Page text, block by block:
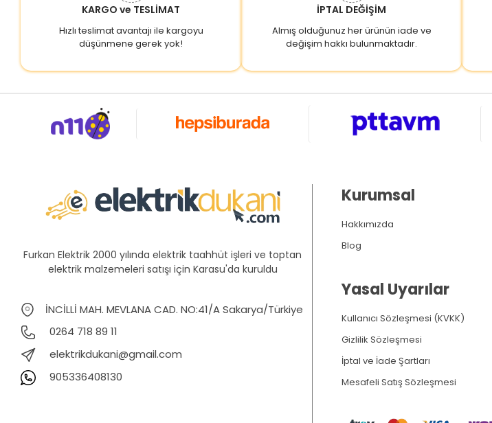
KARGO ve TESLİMAT
Hızlı teslimat avantajı ile kargoyu
düşünmene gerek yok!
İPTAL DEĞİŞİM
Almış olduğunuz her ürünün iade ve
değişim hakkı bulunmaktadır.
Furkan Elektrik 2000 yılında elektrik taahhüt işleri ve toptan
elektrik malzemeleri satışı için Karasu'da kuruldu
İNCİLLİ MAH. MEVLANA CAD. NO:41/A Sakarya/Türkiye
0264 718 89 11
elektrikdukani@gmail.com
905336408130
Kurumsal
Hakkımızda
Blog
Yasal Uyarılar
Kullanıcı Sözleşmesi (KVKK)
Gizlilik Sözleşmesi
İptal ve İade Şartları
Mesafeli Satış Sözleşmesi